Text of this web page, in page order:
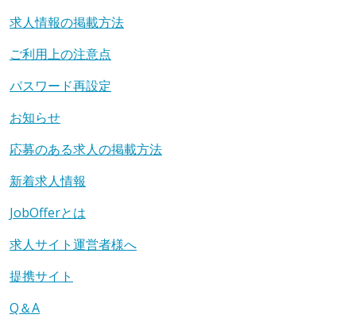
求人情報の掲載方法
ご利用上の注意点
パスワード再設定
お知らせ
応募のある求人の掲載方法
新着求人情報
JobOfferとは
求人サイト運営者様へ
提携サイト
Q＆A